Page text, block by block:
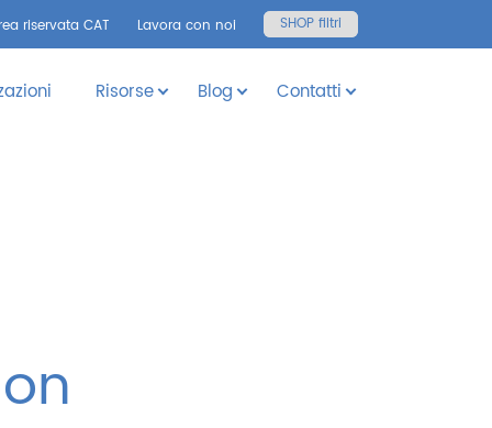
riservata CAT Lavora con noi SHOP filtri
Risorse Blog Contatti